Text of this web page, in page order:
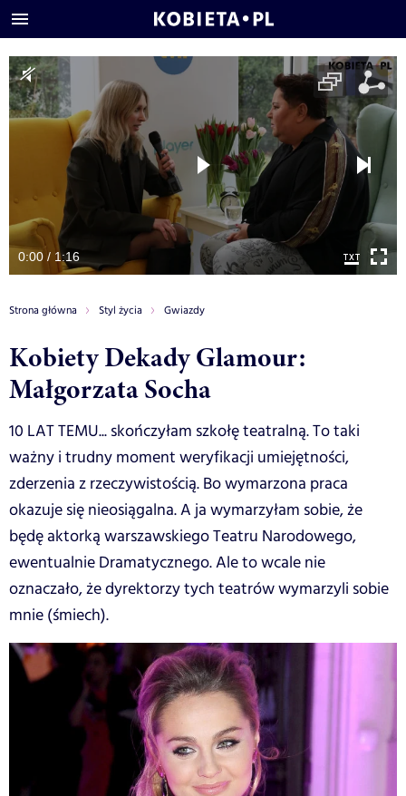
0:00 / 1:16
Strona główna Styl życia Gwiazdy
Kobiety Dekady Glamour:
Małgorzata Socha
10 LAT TEMU... skończyłam szkołę teatralną. To taki
ważny i trudny moment weryfikacji umiejętności,
zderzenia z rzeczywistością. Bo wymarzona praca
okazuje się nieosiągalna. A ja wymarzyłam sobie, że
będę aktorką warszawskiego Teatru Narodowego,
ewentualnie Dramatycznego. Ale to wcale nie
oznaczało, że dyrektorzy tych teatrów wymarzyli sobie
mnie (śmiech).